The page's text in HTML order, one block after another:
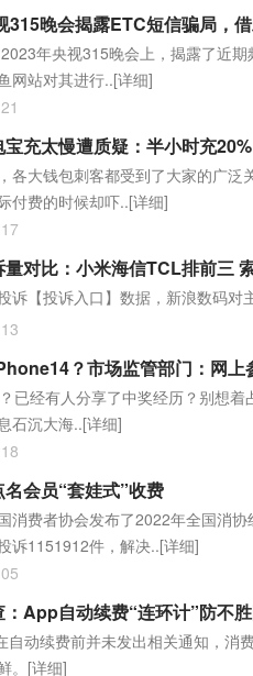
315晚会揭露ETC短信骗局，
年央视315晚会上，揭露了近期
网站对其进行..[详细]
充太慢遭质疑：半小时充
各大钱包刺客都受到了大家的广
付费的时候却吓..[详细]
量对比：小米海信TCL排前三
诉【投诉入口】数据，新浪数码对
？市场监管部门：网上
已经有人分享了中奖经历？别想
石沉大海..[详细]
会员“套娃式”收费
消费者协会发布了2022年全国消
诉1151912件，解决..[详细]
：App自动续费“连环计”防不
自动续费前并未发出相关通知，消
。 [详细]